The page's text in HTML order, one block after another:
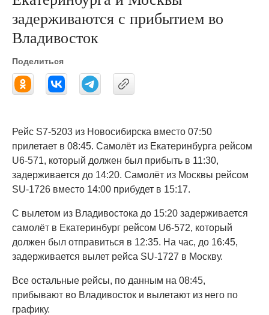
задерживаются с прибытием во
Владивосток
Поделиться
Рейс S7-5203 из Новосибирска вместо 07:50
прилетает в 08:45. Самолёт из Екатеринбурга рейсом
U6-571, который должен был прибыть в 11:30,
задерживается до 14:20. Самолёт из Москвы рейсом
SU-1726 вместо 14:00 прибудет в 15:17.
С вылетом из Владивостока до 15:20 задерживается
самолёт в Екатеринбург рейсом U6-572, который
должен был отправиться в 12:35. На час, до 16:45,
задерживается вылет рейса SU-1727 в Москву.
Все остальные рейсы, по данным на 08:45,
прибывают во Владивосток и вылетают из него по
графику.